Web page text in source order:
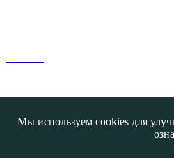
Мы используем cookies для